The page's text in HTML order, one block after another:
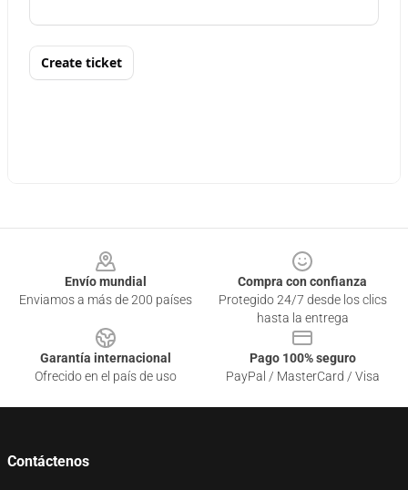
Envío mundial
Enviamos a más de 200 países
Compra con confianza
Protegido 24/7 desde los clics
hasta la entrega
Garantía internacional
Ofrecido en el país de uso
Pago 100% seguro
PayPal / MasterCard / Visa
Contáctenos